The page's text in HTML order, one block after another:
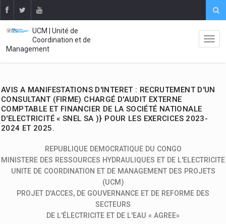
UCM | Unité de
Coordination et de
Management
AVIS A MANIFESTATIONS D'INTERET : RECRUTEMENT D'UN
CONSULTANT (FIRME) CHARGÉ D'AUDIT EXTERNE
COMPTABLE ET FINANCIER DE LA SOCIÉTÉ NATIONALE
D'ELECTRICITÉ « SNEL SA )} POUR LES EXERCICES 2023-
2024 ET 2025.
REPUBLIQUE DEMOCRATIQUE DU CONGO
MINISTERE DES RESSOURCES HYDRAULIQUES ET DE L'ELECTRICITE
UNITE DE COORDINATION ET DE MANAGEMENT DES PROJETS
(UCM)
PROJET D'ACCES, DE GOUVERNANCE ET DE REFORME DES
SECTEURS
DE L'ÉLECTRICITE ET DE L'EAU « AGREE»